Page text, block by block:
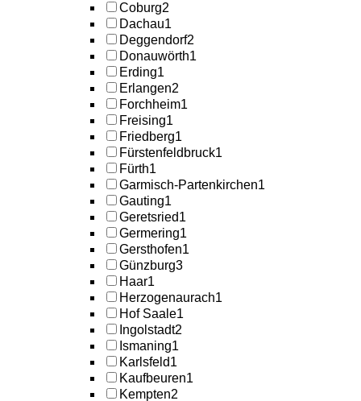
Coburg2
Dachau1
Deggendorf2
Donauwörth1
Erding1
Erlangen2
Forchheim1
Freising1
Friedberg1
Fürstenfeldbruck1
Fürth1
Garmisch-Partenkirchen1
Gauting1
Geretsried1
Germering1
Gersthofen1
Günzburg3
Haar1
Herzogenaurach1
Hof Saale1
Ingolstadt2
Ismaning1
Karlsfeld1
Kaufbeuren1
Kempten2